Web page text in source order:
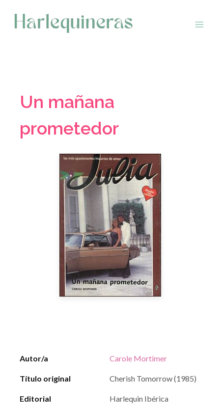
contenido
Un mañana
prometedor
Autor/a Carole Mortimer
Título original Cherish Tomorrow (1985)
Editorial Harlequin Ibérica